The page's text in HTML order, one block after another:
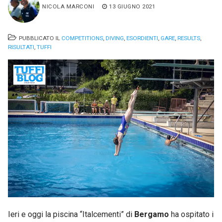
NICOLA MARCONI 13 GIUGNO 2021
PUBBLICATO IL COMPETITIONS, DIVING, ESORDIENTI, GARE, RESULTS,
RISULTATI, TUFFI
Ieri e oggi la piscina “Italcementi” di Bergamo ha ospitato i